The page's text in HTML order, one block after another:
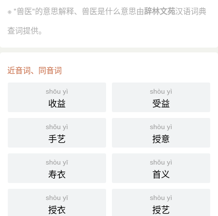
引 《周礼·天官·兽医》：“兽医，掌疗兽病，疗兽疡。”
《旧唐书·职官志三》：“兽医掌疗马病。”
明 陶宗仪 《辍耕录·兽医》：“世以疗马者曰兽医，疗
矣。”
《水浒传》第七十回：“张清 在 宋公明 面前，举荐 东
昌府 一个兽医。”
沈从文 《牛》：“它希望它的脚快好，就是让凶恶粗
暴不讲理的兽医揉搓一阵也很愿意。”
⒈ 职官名。主掌治疗野兽伤病的官吏。
疡。」
※ "兽医"的意思解释、兽医是什么意思由辞林文苑汉语词典
查词提供。
近音词、同音词
shōu yì
收益
shòu yì
受益
shǒu yì
手艺
shòu yì
授意
shòu yī
寿衣
shǒu yì
首义
shòu yī
授衣
shòu yì
授艺